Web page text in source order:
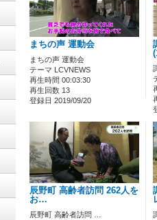
まちの声 運動会
まちの声 運動会
テーマ LCVNEWS
再生時間 00:03:30
再生回数 13
登録日 2019/09/20
辰野町 高齢者訪問 262人を
お…
辰野町 高齢者訪問 …